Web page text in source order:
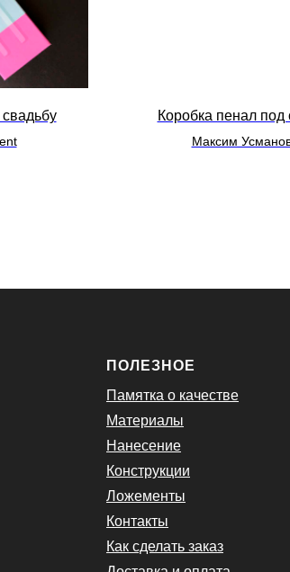
Коробка пенал под
Максим
ПОЛЕЗНОЕ
Памятка о качестве
Материалы
Нанесение
Конструкции
Ложементы
Контакты
Как сделать заказ